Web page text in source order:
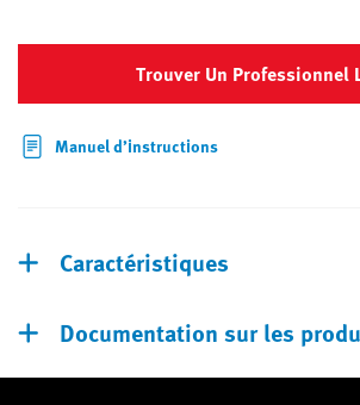
Trouver Un Professionnel
Manuel d’instructions
Caractéristiques
Documentation sur les